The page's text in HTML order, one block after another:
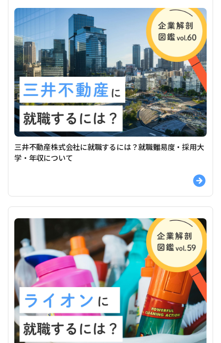
三井不動産株式会社に就職するには？就職難易度・採用大
学・年収について